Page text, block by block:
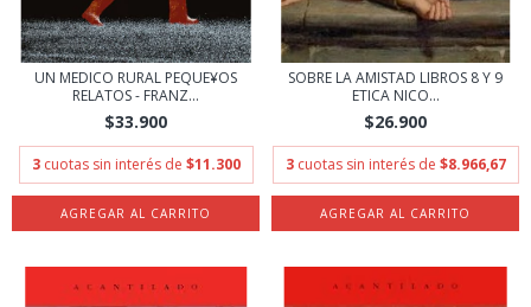
UN MEDICO RURAL PEQUE¥OS
RELATOS - FRANZ...
$33.900
3 cuotas sin interés de $11.300
SOBRE LA AMISTAD LIBROS 8 Y 9
ETICA NICO...
$26.900
3 cuotas sin interés de $8.966,67